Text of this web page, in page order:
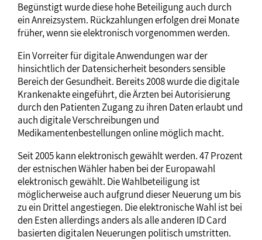
Begünstigt wurde diese hohe Beteiligung auch durch
ein Anreizsystem. Rückzahlungen erfolgen drei Monate
früher, wenn sie elektronisch vorgenommen werden.
Ein Vorreiter für digitale Anwendungen war der
hinsichtlich der Datensicherheit besonders sensible
Bereich der Gesundheit. Bereits 2008 wurde die digitale
Krankenakte eingeführt, die Ärzten bei Autorisierung
durch den Patienten Zugang zu ihren Daten erlaubt und
auch digitale Verschreibungen und
Medikamentenbestellungen online möglich macht.
Seit 2005 kann elektronisch gewählt werden. 47 Prozent
der estnischen Wähler haben bei der Europawahl
elektronisch gewählt. Die Wahlbeteiligung ist
möglicherweise auch aufgrund dieser Neuerung um bis
zu ein Drittel angestiegen. Die elektronische Wahl ist bei
den Esten allerdings anders als alle anderen ID Card
basierten digitalen Neuerungen politisch umstritten.